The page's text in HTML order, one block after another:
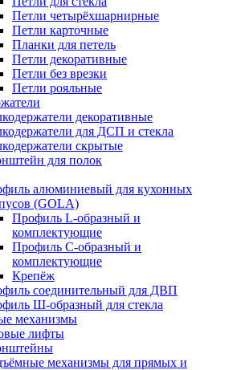
Петли четырёхшарнирные
Петли карточные
Планки для петель
Петли декоративные
Петли без врезки
Петли рояльные
декоративные
для ДСП и стекла
скрытые
для полок
алюминиевый для кухонных
(GOLA)
Профиль L-образный и
комплектующие
Профиль C-образный и
комплектующие
Крепёж
соединительный для ДВП
Ш-образный для стекла
механизмы
лифты
механизмы для прямых и